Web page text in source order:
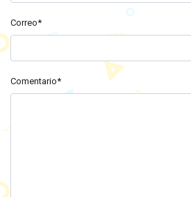
Correo*
Comentario*